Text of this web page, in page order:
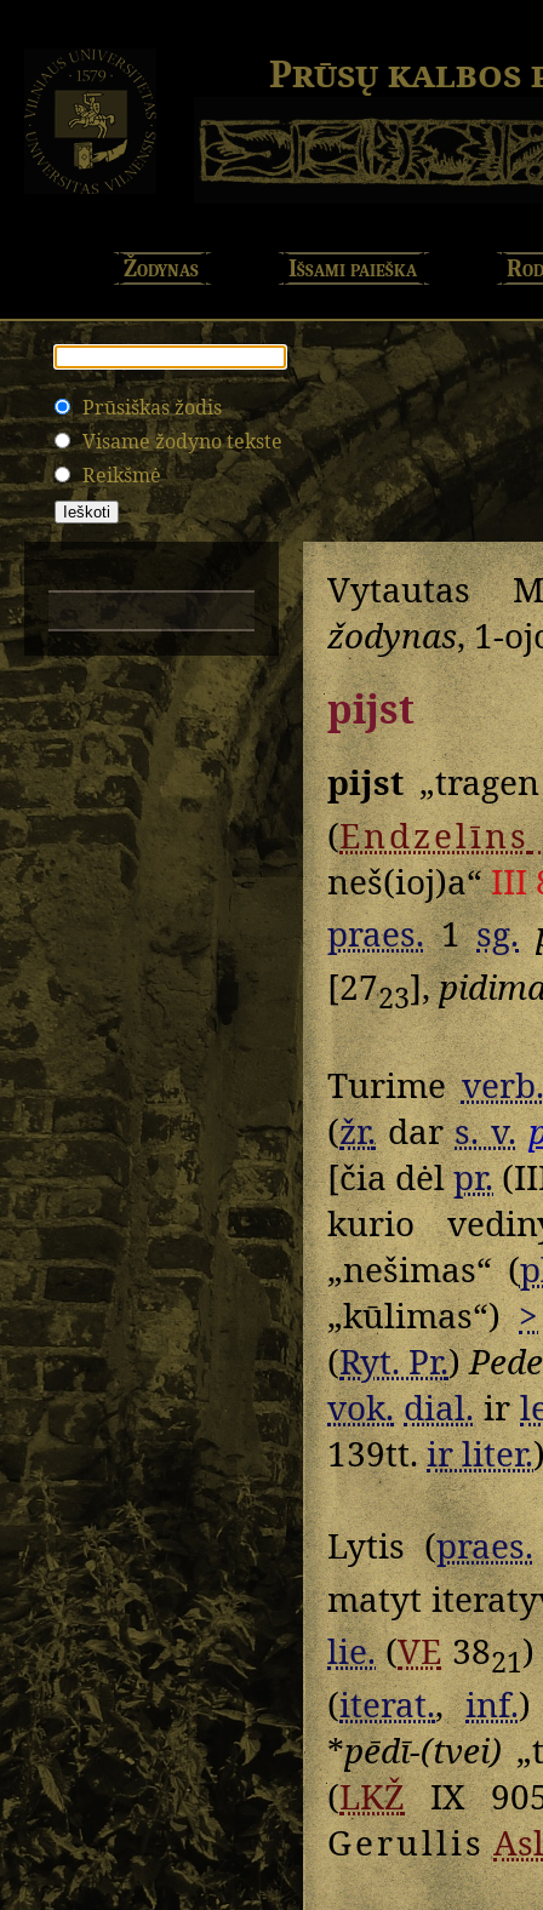
Prūsų kalbos
Žodynas Išsami paieška
Prūsiškas žodis
Visame žodyno tekste
Reikšmė
Vytautas
žodynas, 1-
pijst
pijst
(Endzelīns
neš(ioj)a“III
praes.1sg.
[2723],
Turimeverb.
(žr.dars. v.
[čia dėlpr.
kurio
„nešimas“ (
„kūlimas“)>
(Ryt. Pr.)Pede
vok. dial.ir
139tt.ir liter.
Lytis (praes.
matyt
lie.(VE3821
(iterat.,inf.
*pēdī-(tvei)
(LKŽIX
Gerullis